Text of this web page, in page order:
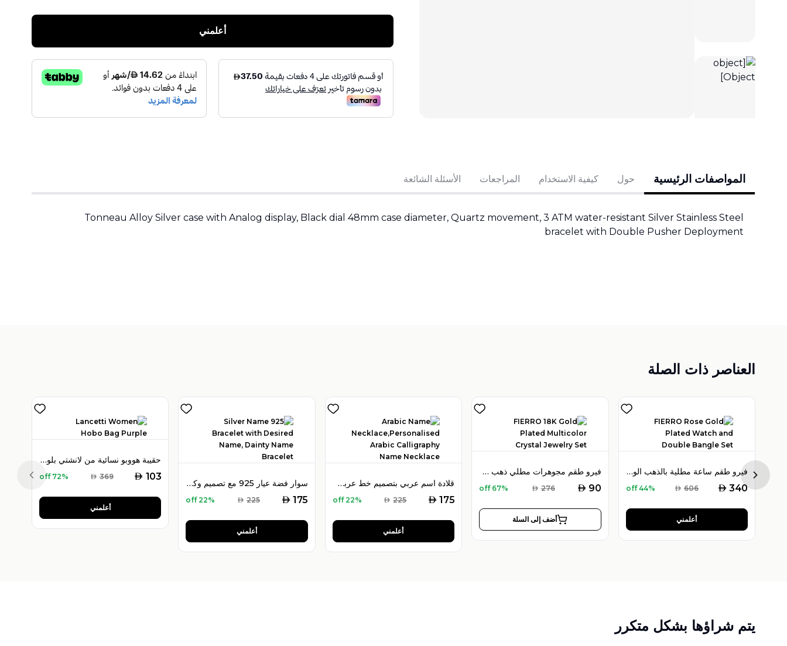
أعلمني
المواصفات الرئيسية حول كيفية الاستخدام المراجعات الأسئلة الشائعة
Tonneau Alloy Silver case with Analog display, Black dial 48mm case diameter, Quartz movement, 3 ATM water-resistant Silver Stainless Steel
bracelet with Double Pusher Deployment
العناصر ذات الصلة
حقيبة هووبو نسائية من لانشتي بلون بنفسجي
AED 103
AED 369
72% off
أعلمني
سوار فضة عيار 925 مع تصميم وكتابة الاسم المطلوب – سوار (اسم) ناعم
AED 175
AED 225
22% off
أعلمني
قلادة اسم عربي بتصميم خط عربي مخصص
AED 175
AED 225
22% off
أعلمني
فيرو طقم مجوهرات مطلي ذهب عيار 18 مع كريستالات متعددة الألوان
AED 90
AED 276
67% off
أضف إلى السلة
فيرو طقم ساعة مطلية بالذهب الوردي مع أساور مزدوجة
AED 340
AED 606
44% off
أعلمني
Previous slide Next
يتم شراؤها بشكل متكرر